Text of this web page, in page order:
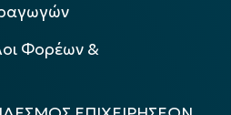
Φορέων &